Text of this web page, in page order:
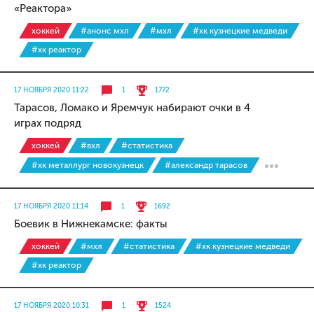
«Реактора»
хоккей #анонс мхл #мхл
#хк кузнецкие медведи
#хк реактор
17 НОЯБРЯ 2020 11:22 1 1772
Тарасов, Ломако и Яремчук набирают очки в 4
играх подряд
хоккей #вхл
#статистика
#хк металлург новокузнецк
#александр тарасов
17 НОЯБРЯ 2020 11:14 1 1692
Боевик в Нижнекамске: факты
хоккей #мхл #статистика
#хк кузнецкие медведи
#хк реактор
17 НОЯБРЯ 2020 10:31 1 1524